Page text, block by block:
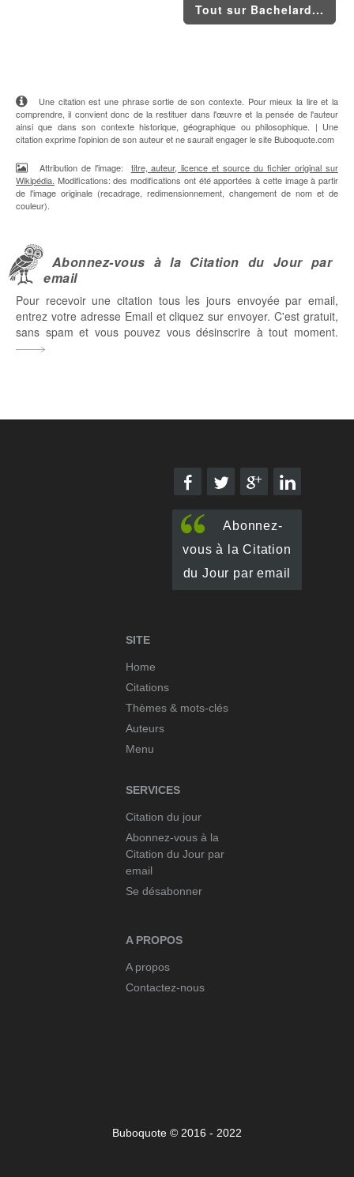
Tout sur Bachelard...
Une citation est une phrase sortie de son contexte. Pour mieux la lire et la
comprendre, il convient donc de la restituer dans l'œuvre et la pensée de l'auteur
ainsi que dans son contexte historique, géographique ou philosophique. | Une
citation exprime l'opinion de son auteur et ne saurait engager le site Buboquote.com
Attribution de l'image: titre, auteur, licence et source du fichier original sur
Wikipédia. Modifications: des modifications ont été apportées à cette image à partir
de l'image originale (recadrage, redimensionnement, changement de nom et de
couleur).
Abonnez-vous à la Citation du Jour par
email
Pour recevoir une citation tous les jours envoyée par email,
entrez votre adresse Email et cliquez sur envoyer. C'est gratuit,
sans spam et vous pouvez vous désinscrire à tout moment.
Abonnez-
vous à la Citation
du Jour par email
SITE
Home
Citations
Thèmes & mots-clés
Auteurs
Menu
SERVICES
Citation du jour
Abonnez-vous à la
Citation du Jour par
email
Se désabonner
A PROPOS
A propos
Contactez-nous
Buboquote © 2016 - 2022